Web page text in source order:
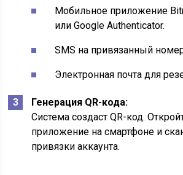
Мобильное приложение
или Google Authenticator.
SMS на привязанный
Электронная почта для
Генерация QR-кода:
Система создаст QR-код.
приложение на смартфоне и
привязки аккаунта.